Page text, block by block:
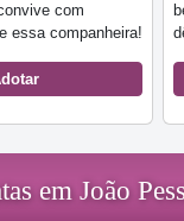
com
essa companheira!
em João